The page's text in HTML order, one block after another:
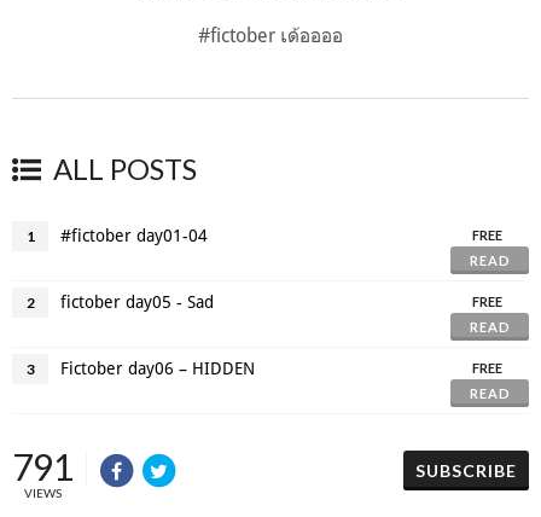
#fictober เด้ออออ
ALL POSTS
1 #fictober day01-04
FREE
READ
2 fictober day05 - Sad
FREE
READ
3 Fictober day06 – HIDDEN
FREE
READ
791
VIEWS
SUBSCRIBE